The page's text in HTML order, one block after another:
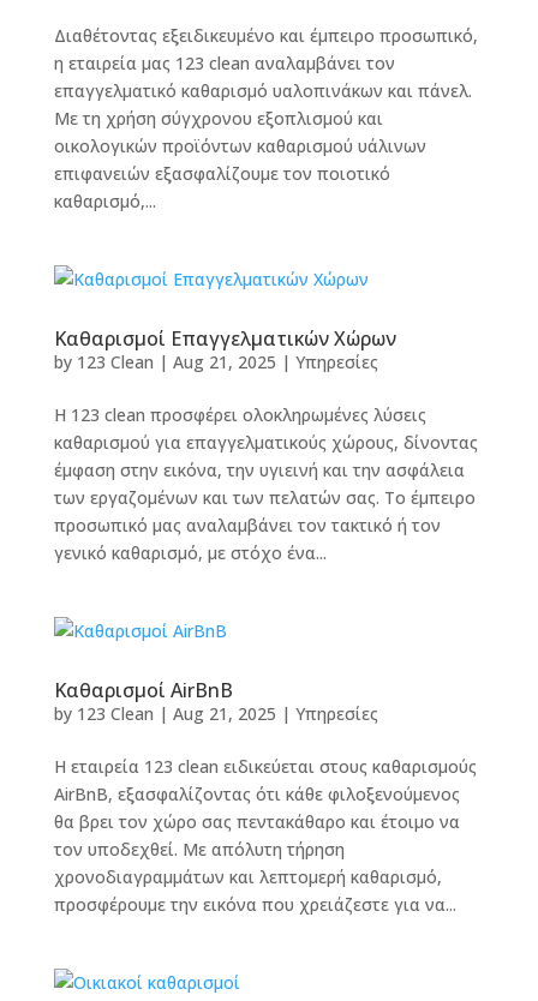
Διαθέτοντας εξειδικευμένο και έμπειρο προσωπικό,
η εταιρεία μας 123 clean αναλαμβάνει τον
επαγγελματικό καθαρισμό υαλοπινάκων και πάνελ.
Με τη χρήση σύγχρονου εξοπλισμού και
οικολογικών προϊόντων καθαρισμού υάλινων
επιφανειών εξασφαλίζουμε τον ποιοτικό
καθαρισμό,...
Καθαρισμοί Επαγγελματικών Χώρων
by 123 Clean | Aug 21, 2025 | Υπηρεσίες
Η 123 clean προσφέρει ολοκληρωμένες λύσεις
καθαρισμού για επαγγελματικούς χώρους, δίνοντας
έμφαση στην εικόνα, την υγιεινή και την ασφάλεια
των εργαζομένων και των πελατών σας. Το έμπειρο
προσωπικό μας αναλαμβάνει τον τακτικό ή τον
γενικό καθαρισμό, με στόχο ένα...
Καθαρισμοί AirBnB
by 123 Clean | Aug 21, 2025 | Υπηρεσίες
Η εταιρεία 123 clean ειδικεύεται στους καθαρισμούς
AirBnB, εξασφαλίζοντας ότι κάθε φιλοξενούμενος
θα βρει τον χώρο σας πεντακάθαρο και έτοιμο να
τον υποδεχθεί. Με απόλυτη τήρηση
χρονοδιαγραμμάτων και λεπτομερή καθαρισμό,
προσφέρουμε την εικόνα που χρειάζεστε για να...